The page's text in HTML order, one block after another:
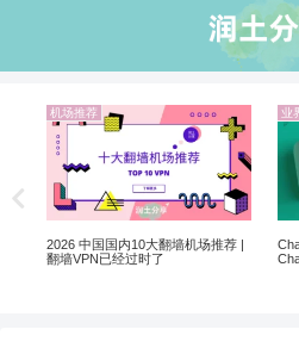
机场推荐
2026 中国国内10大翻墙机场推荐 |
翻墙VPN已经过时了
业